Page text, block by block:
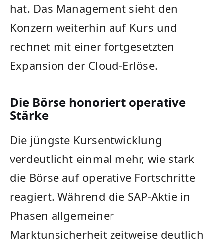
hat. Das Management sieht den
Konzern weiterhin auf Kurs und
rechnet mit einer fortgesetzten
Expansion der Cloud-Erlöse.
Die Börse honoriert operative
Stärke
Die jüngste Kursentwicklung
verdeutlicht einmal mehr, wie stark
die Börse auf operative Fortschritte
reagiert. Während die SAP-Aktie in
Phasen allgemeiner
Marktunsicherheit zeitweise deutlich